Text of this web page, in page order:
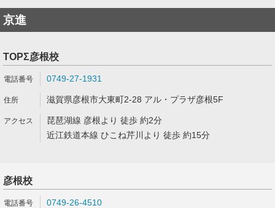
京進
TOPΣ彦根校
0749-27-1931
滋賀県彦根市大東町2-28 アル・プラザ彦根5F
琵琶湖線 彦根より 徒歩 約2分
近江鉄道本線 ひこね芹川より 徒歩 約15分
彦根校
0749-26-4510